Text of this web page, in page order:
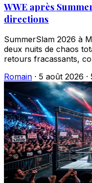
WWE après
directions
SummerSlam 2026 à
deux nuits de chaos
retours fracassants,
Romain · 5 août 2026 ·